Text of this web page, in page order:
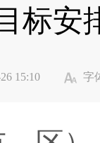
标安
15:10 字